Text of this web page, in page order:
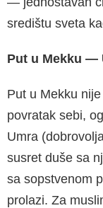
središtu sveta
Put u Mekku —
Put u Mekku
povratak sebi,
Umra
susret duše sa
sa sopstvenom
prolazi. Za